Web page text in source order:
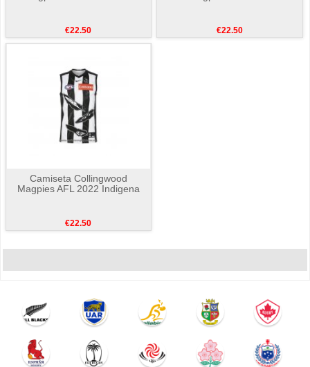
€22.50 €22.50
Camiseta Collingwood
Magpies AFL 2022 Indigena
€22.50